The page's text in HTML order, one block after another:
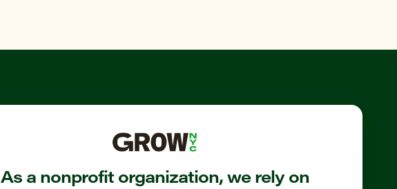
As a nonprofit organization, we rely on